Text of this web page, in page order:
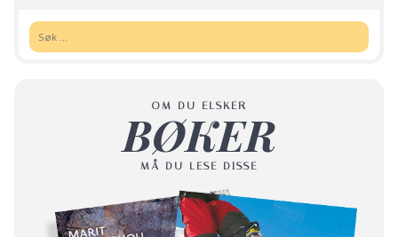
OM DU ELSKER
BØKER
MÅ DU LESE DISSE